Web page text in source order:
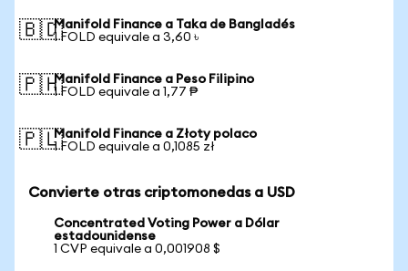
🇧🇩Manifold Finance a Taka de Bangladés
1 FOLD equivale a 3,60 ৳
🇵🇭Manifold Finance a Peso Filipino
1 FOLD equivale a 1,77 ₱
🇵🇱Manifold Finance a Złoty polaco
1 FOLD equivale a 0,1085 zł
Convierte otras criptomonedas a USD
Concentrated Voting Power a Dólar
estadounidense
1 CVP equivale a 0,001908 $